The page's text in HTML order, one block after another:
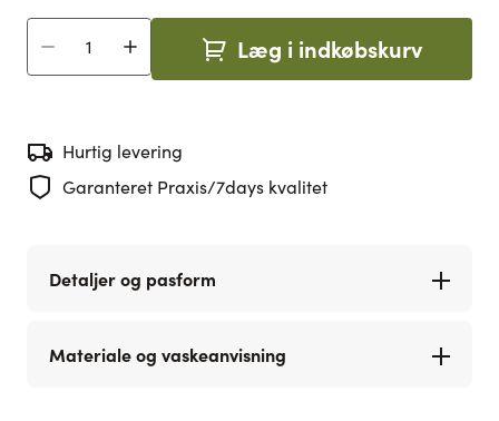
Antal Læg i indkøbskurv
Hurtig levering
Garanteret Praxis/7days kvalitet
Detaljer og pasform
Materiale og vaskeanvisning